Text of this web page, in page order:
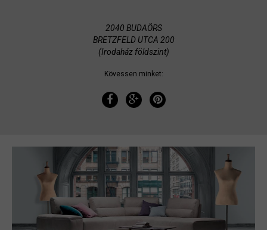
2040 BUDAÖRS
BRETZFELD UTCA 200
(Irodaház földszint)
Kövessen minket: